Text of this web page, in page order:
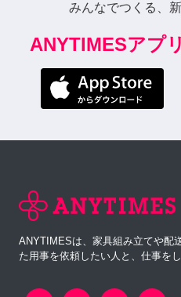
みんなでつくる、
ANYTIMESアプ
ANYTIMESは、家具組み立てや配
た用事を依頼したい人と、仕事を